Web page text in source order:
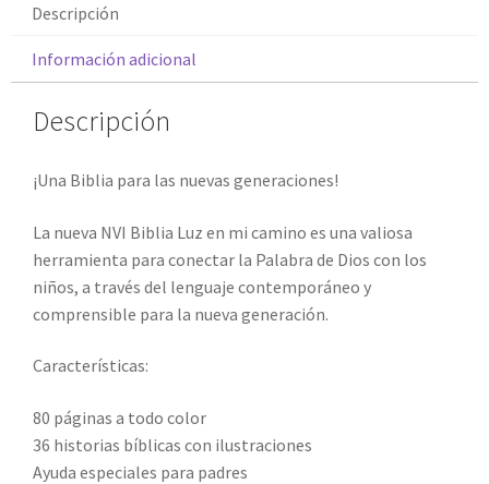
Descripción
Información adicional
Descripción
¡Una Biblia para las nuevas generaciones!
La nueva NVI Biblia Luz en mi camino es una valiosa
herramienta para conectar la Palabra de Dios con los
niños, a través del lenguaje contemporáneo y
comprensible para la nueva generación.
Características:
80 páginas a todo color
36 historias bíblicas con ilustraciones
Ayuda especiales para padres